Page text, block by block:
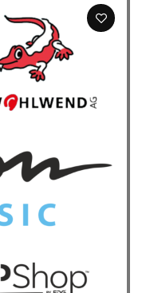
through
12,800 ден